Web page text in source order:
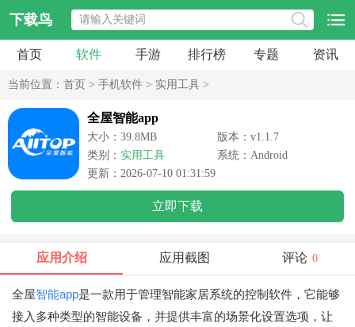
下载鸟
首页 软件 手游 排行榜 专题 资讯
当前位置： 首页 > 手机软件 > 实用工具 >
全屋智能app
大小：39.8MB
版本：v1.1.7
类别： 实用工具
系统：Android
更新：2026-07-10 01:31:59
立即下载
应用介绍 应用截图 评论 0
全屋智能app是一款用于管理智能家居系统的控制软件，它能够
接入多种类型的智能设备，并提供丰富的场景化设置选项，让